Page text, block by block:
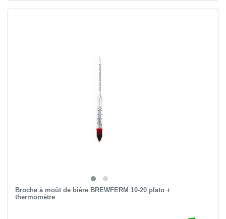
Broche à moût de bière BREWFERM 10-20 plato +
thermomètre